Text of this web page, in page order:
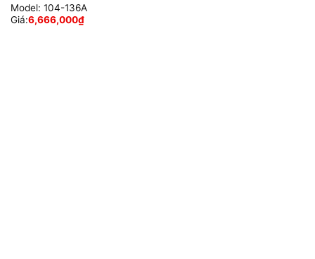
Model: 104-136A
Giá:6,666,000₫